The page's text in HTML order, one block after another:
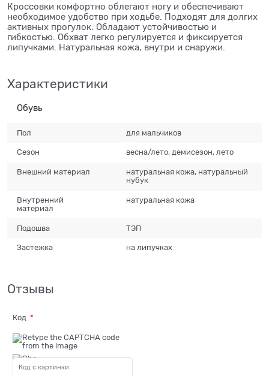
Кроссовки комфортно облегают ногу и обеспечивают
необходимое удобство при ходьбе. Подходят для долгих
активных прогулок. Обладают устойчивостью и
гибкостью. Обхват легко регулируется и фиксируется
липучками. Натуральная кожа, внутри и снаружи.
Характеристики
Обувь
Пол для мальчиков
Сезон весна/лето, демисезон, лето
Внешний материал
натуральная кожа, натуральный
нубук
Внутренний
материал
натуральная кожа
Подошва ТЭП
Застежка на липучках
Отзывы
Код